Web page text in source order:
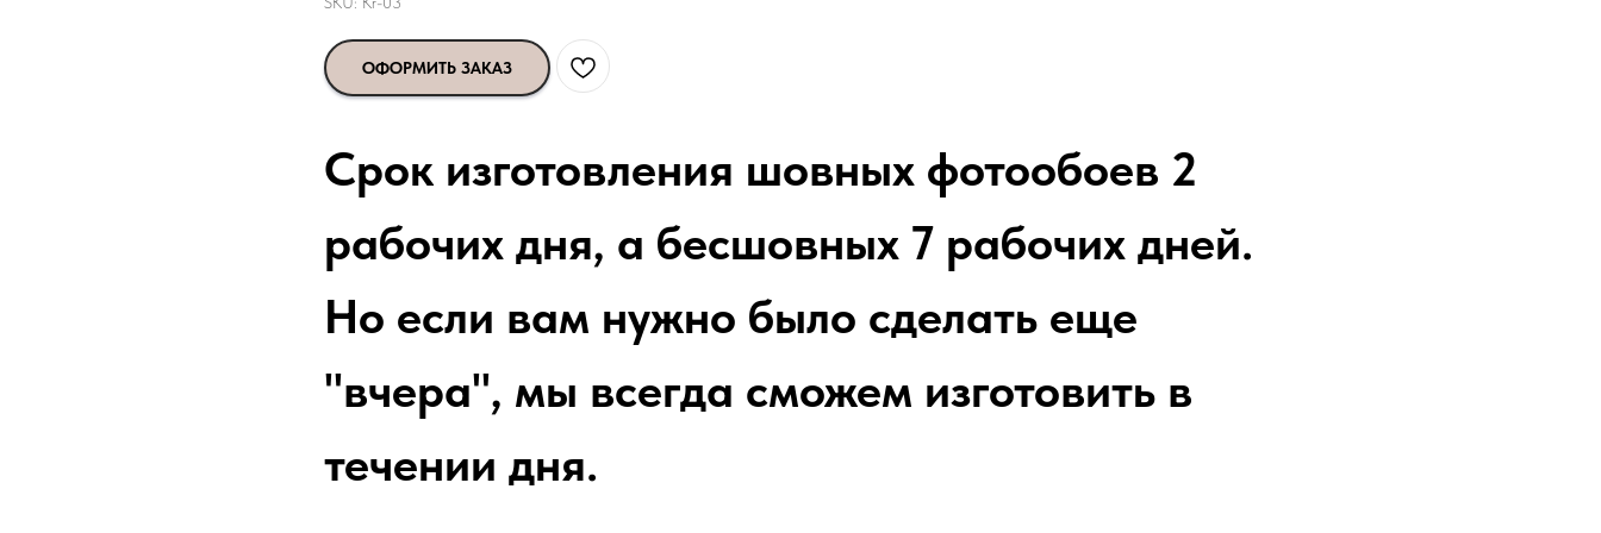
ОФОРМИТЬ ЗАКАЗ
Срок изготовления шовных фотообоев 2
рабочих дня, а бесшовных 7 рабочих дней.
Но если вам нужно было сделать еще
"вчера", мы всегда сможем изготовить в
течении дня.